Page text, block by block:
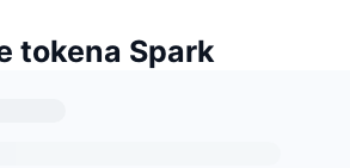
tokena Spark